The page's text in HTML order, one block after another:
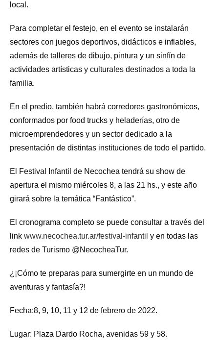
local.
Para completar el festejo, en el evento se instalarán
sectores con juegos deportivos, didácticos e inflables,
además de talleres de dibujo, pintura y un sinfín de
actividades artísticas y culturales destinados a toda la
familia.
En el predio, también habrá corredores gastronómicos,
conformados por food trucks y heladerías, otro de
microemprendedores y un sector dedicado a la
presentación de distintas instituciones de todo el partido.
El Festival Infantil de Necochea tendrá su show de
apertura el mismo miércoles 8, a las 21 hs., y este año
girará sobre la temática “Fantástico”.
El cronograma completo se puede consultar a través del
link www.necochea.tur.ar/festival-infantil y en todas las
redes de Turismo @NecocheaTur.
¿¡Cómo te preparas para sumergirte en un mundo de
aventuras y fantasía?!
Fecha:8, 9, 10, 11 y 12 de febrero de 2022.
Lugar: Plaza Dardo Rocha, avenidas 59 y 58.